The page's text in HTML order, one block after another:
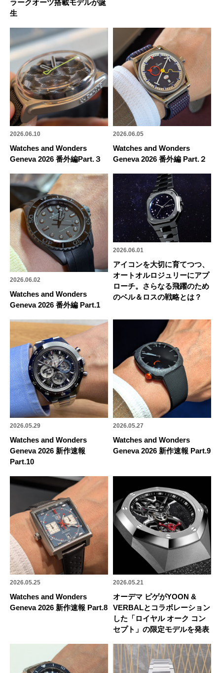
ラークオーツ搭載モデルが誕
生
2026.06.10
Watches and Wonders
Geneva 2026 番外編Part.３
2026.06.05
Watches and Wonders
Geneva 2026 番外編 Part.２
2026.06.02
Watches and Wonders
Geneva 2026 番外編 Part.1
2026.06.01
アイコンを大切に育てつつ、
オートオルロジュリーにアプ
ローチ。さらなる飛躍のため
のベル＆ロスの戦略とは？
2026.05.29
Watches and Wonders
Geneva 2026 新作速報
Part.10
2026.05.27
Watches and Wonders
Geneva 2026 新作速報 Part.9
2026.05.25
Watches and Wonders
Geneva 2026 新作速報 Part.8
2026.05.21
オーデマ ピゲがYOON &
VERBALとコラボレーション
した「ロイヤル オーク コン
セプト」の限定モデルを発表